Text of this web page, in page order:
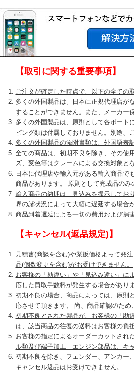
【取引に関する重要事項】
ご注文が確定した時点で、以下の全ての
多くの外国製品は、日本に正規代理店が
することができません。また、メーカー
多くの外国製品は、原則として各ボート
ピング類は付属しておりません。別途、
多くの外国製品の添附書類は、外国語表
全ての商品は、初期不良を除き、その使
ズ、変色等はクレームによる交換対象と
日本に代理店や輸入元がある輸入商品で
商品があります。 原則として完成品のみ
輸入商品の納期は、見込みを提示してお
界の諸状況によって大幅に遅延する場合
商品到着遅延による一切の費用および損
【キャンセル(返品規定)】
見積書(商談を含む)や業販価格よって発
品(個数変更を含む)がお受けできません。
お客様の「勘違い」や「見込み違い」に
応した買取手数料が発生する場合があり
初期不良の場合、商品によっては、原則
応させて頂きます。 尚、商品確認のた
初期不良とされた製品が、お客様の「勘
は、該当商品の往復の送料はお客様の負
お客様の指定によるオーダーカットされ
ル類及び端子加工、エンジン部品は、キ
初期不良を除き、フェンダー、アンカー
キャンセル返品はお受けできません。